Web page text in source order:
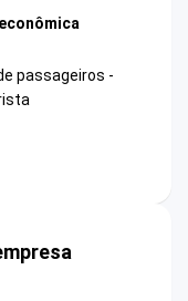
passageiros -